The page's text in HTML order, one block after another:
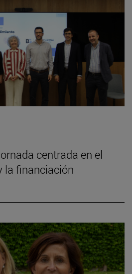
centrada en el
la financiación